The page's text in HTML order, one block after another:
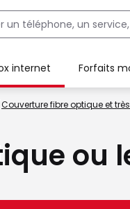
internet Forfaits
Couverture fibre optique et
ou